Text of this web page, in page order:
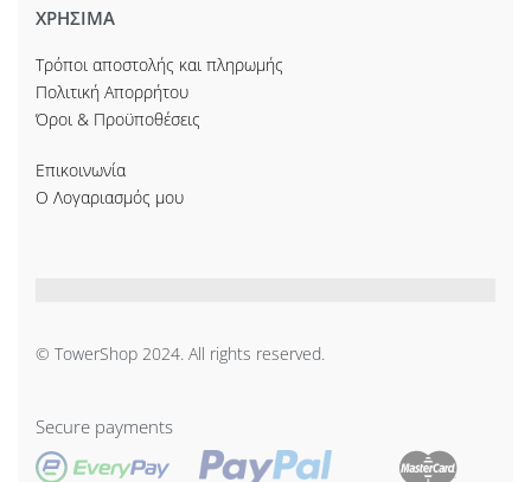
ΧΡΗΣΙΜΑ
Τρόποι αποστολής και πληρωμής
Πολιτική Απορρήτου
Όροι & Προϋποθέσεις
Επικοινωνία
Ο Λογαριασμός μου
© TowerShop 2024. All rights reserved.
Secure payments